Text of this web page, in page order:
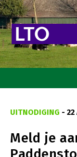
Goed eten
UITNODIGING - 22
Meld je